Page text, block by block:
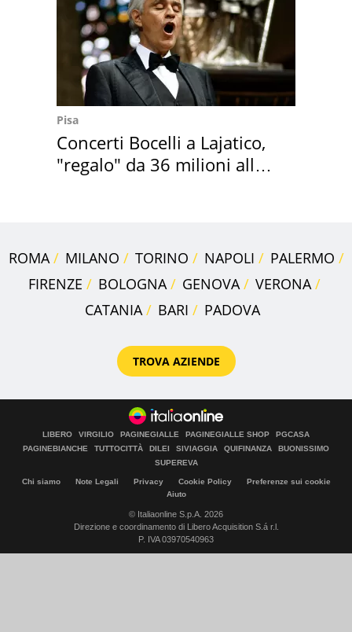
Pisa
Concerti Bocelli a Lajatico,
"regalo" da 36 milioni alla
ROMA MILANO TORINO NAPOLI
PALERMO
FIRENZE
BOLOGNA GENOVA
VERONA
CATANIA
BARI PADOVA
TROVA AZIENDE
LIBERO VIRGILIO PAGINEGIALLE PAGINEGIALLE SHOP
PGCASA
PAGINEBIANCHE
TUTTOCITTÀ DILEI SIVIAGGIA QUIFINANZA
BUONISSIMO
SUPEREVA
Chi siamo Note Legali Privacy Cookie Policy
Preferenze sui cookie
Aiuto
© Italiaonline S.p.A. 2026
Direzione e coordinamento di Libero Acquisition S.á r.l.
P. IVA 03970540963